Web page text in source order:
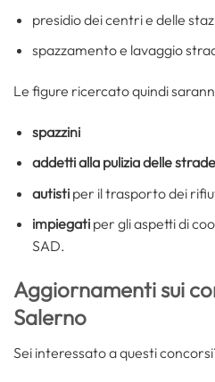
presidio dei centri e delle
spazzamento e lavaggio
Le figure ricercato quindi
spazzini
addetti alla pulizia delle strade
autisti per il trasporto dei
impiegatiper gli aspetti di
SAD.
Aggiornamenti sui
Salerno
Sei interessato a questi